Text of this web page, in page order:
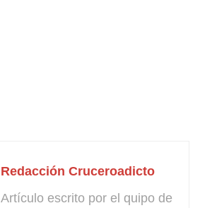
Redacción Cruceroadicto
Artículo escrito por el quipo de